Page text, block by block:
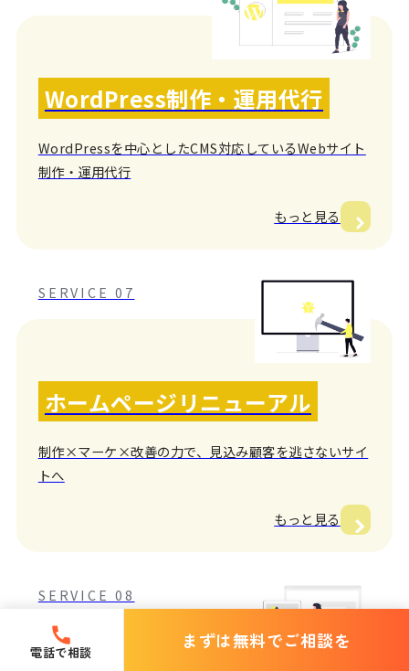
WordPress制作・運用代行
WordPressを中心としたCMS対応しているWebサイト
制作・運用代行
もっと見る
SERVICE 07
ホームページリニューアル
制作×マーケ×改善の力で、見込み顧客を逃さないサイ
トへ
もっと見る
SERVICE 08
電話で相談
まずは無料でご相談を